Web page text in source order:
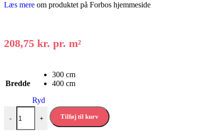
Læs mere om produktet på Forbos hjemmeside
208,75 kr. pr. m²
Bredde
300 cm
400 cm
Ryd
-
Forbo Novilon Viva vinylgulv - Grey terrazzo antal
+ Tilføj til kurv